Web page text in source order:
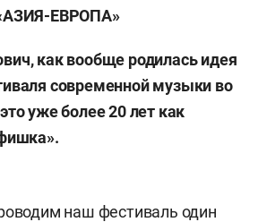
ЕВРОПА»
как вообще родилась идея
современной музыки во
уже более 20 лет как
наш фестиваль один